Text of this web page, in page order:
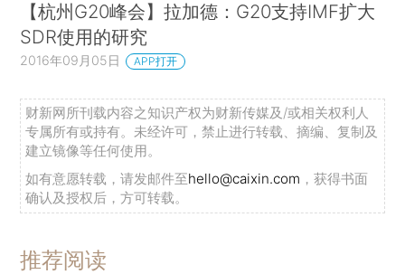
【杭州G20峰会】拉加德：G20支持IMF扩大
SDR使用的研究
2016年09月05日 APP打开
财新网所刊载内容之知识产权为财新传媒及/或相关权利人
专属所有或持有。未经许可，禁止进行转载、摘编、复制及
建立镜像等任何使用。
如有意愿转载，请发邮件至hello@caixin.com ，获得书面
确认及授权后，方可转载。
推荐阅读